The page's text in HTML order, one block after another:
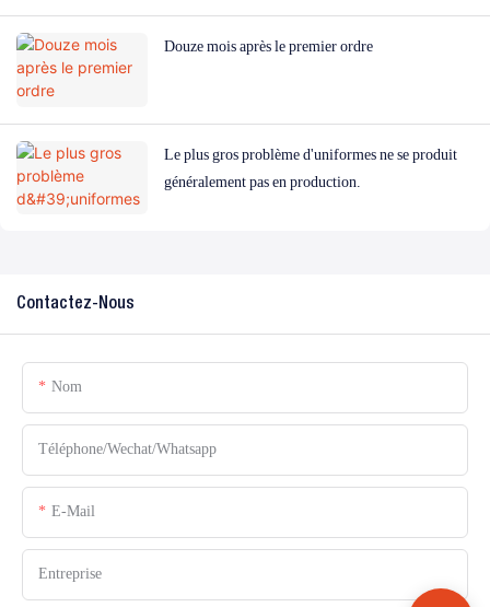
Douze mois après le premier ordre
Le plus gros problème d'uniformes ne se produit
généralement pas en production.
Contactez-Nous
Nom
Téléphone/Wechat/Whatsapp
E-Mail
Entreprise